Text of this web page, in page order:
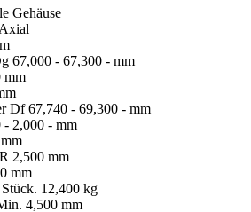
Gehäuse
Axial
67,000 - 67,300 - mm
mm
Df 67,740 - 69,300 - mm
- 2,000 - mm
2,500 mm
mm
12,400 kg
4,500 mm